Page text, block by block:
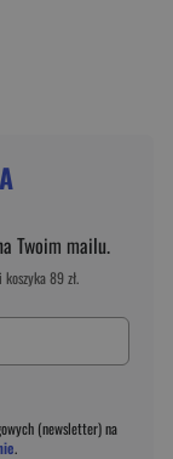
Twoim mailu.
89 zł.
(newsletter) na
.